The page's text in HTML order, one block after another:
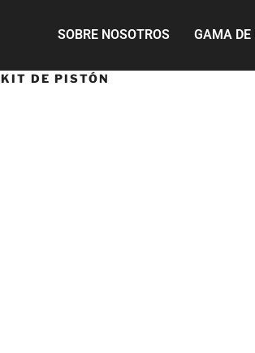
SOBRE NOSOTROS GAMA DE
KIT DE PISTÓN